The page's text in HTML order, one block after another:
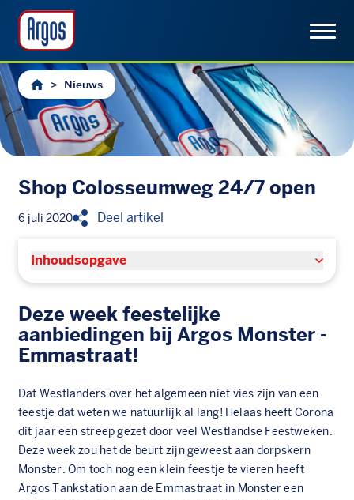
> Nieuws
Shop Colosseumweg 24/7 open
6 juli 2020 Deel artikel
Inhoudsopgave
Deze week feestelijke
aanbiedingen bij Argos Monster -
Emmastraat!
Dat Westlanders over het algemeen niet vies zijn van een
feestje dat weten we natuurlijk al lang! Helaas heeft Corona
dit jaar een streep gezet door veel Westlandse Feestweken.
Deze week zou het de beurt zijn geweest aan dorpskern
Monster. Om toch nog een klein feestje te vieren heeft
Argos Tankstation aan de Emmastraat in Monster een